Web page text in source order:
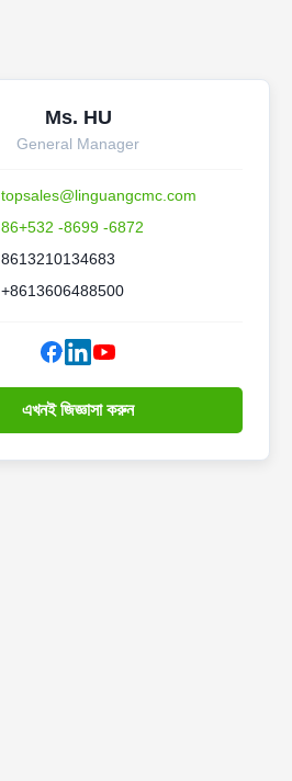
Ms. HU
General Manager
topsales@linguangcmc.com
86+532 -8699 -6872
8613210134683
+8613606488500
এখনই জিজ্ঞাসা করুন